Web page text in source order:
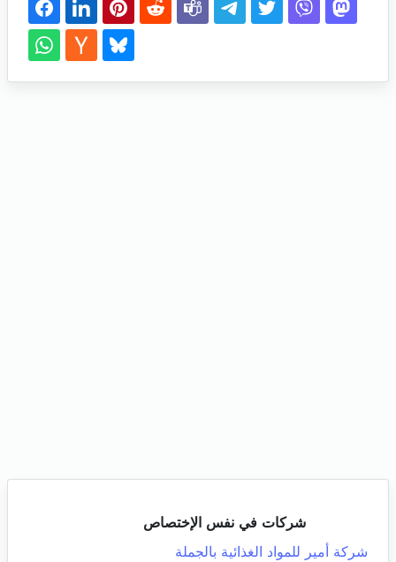
شركات في نفس الإختصاص
شركة أمير للمواد الغذائية بالجملة